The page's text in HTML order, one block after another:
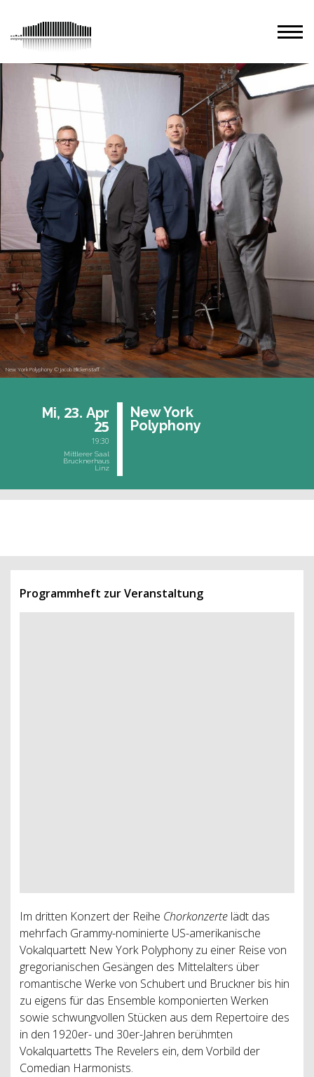
New York Polyphony © Jacob Blickenstaff
Mi, 23. Apr
25
19:30
Mittlerer Saal
Brucknerhaus
Linz
New York
Po­ly­pho­ny
Programmheft zur Veranstaltung
Im dritten Konzert der Reihe Chorkonzerte lädt das
mehrfach Grammy-nominierte US-amerikanische
Vokalquartett New York Polyphony zu einer Reise von
gregorianischen Gesängen des Mittelalters über
romantische Werke von Schubert und Bruckner bis hin
zu eigens für das Ensemble komponierten Werken
sowie schwungvollen Stücken aus dem Repertoire des
in den 1920er- und 30er-Jahren berühmten
Vokalquartetts The Revelers ein, dem Vorbild der
Comedian Harmonists.